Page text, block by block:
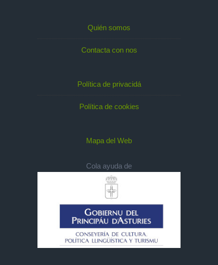
Quién somos
Contacta con nos
Política de privacidá
Política de cookies
Mapa del Web
Cola ayuda de